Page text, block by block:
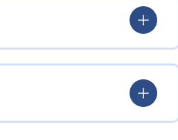
テストで、1回以上次の基準
の基準の場合になる。
のコースが用意されており、
用を抑えたい人には、かな